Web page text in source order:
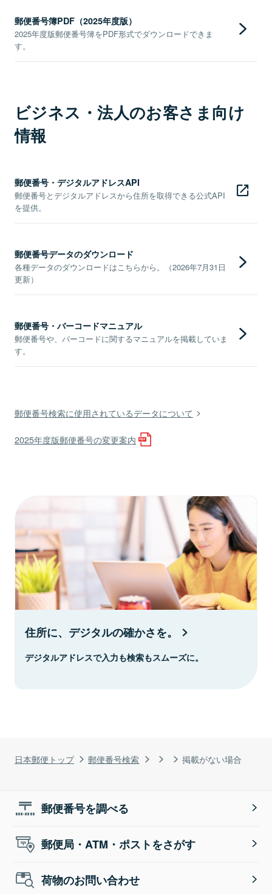
日本郵便トップ 郵便番号検索 掲載がない場合
郵便番号簿PDF（2025年度版）
2025年度版郵便番号簿をPDF形式でダウンロードできま
す。
ビジネス・法人のお客さま向け
情報
郵便番号・デジタルアドレスAPI
郵便番号とデジタルアドレスから住所を取得できる公式API
を提供。
郵便番号データのダウンロード
各種データのダウンロードはこちらから。（2026年7月31日
更新）
郵便番号・バーコードマニュアル
郵便番号や、バーコードに関するマニュアルを掲載していま
す。
郵便番号検索に使用されているデータについて
2025年度版郵便番号の変更案内
住所に、デジタルの確かさを。
デジタルアドレスで入力も検索もスムーズに。
郵便番号を調べる
郵便局・ATM・ポストをさがす
荷物のお問い合わせ